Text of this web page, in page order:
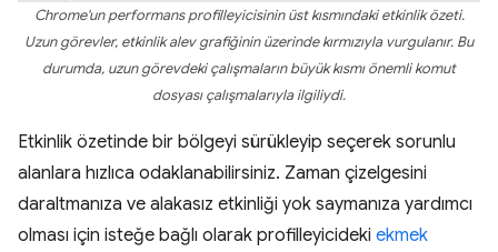
Chrome'un performans profilleyicisinin üst kısmındaki etkinlik özeti.
Uzun görevler, etkinlik alev grafiğinin üzerinde kırmızıyla vurgulanır. Bu
durumda, uzun görevdeki çalışmaların büyük kısmı önemli komut
dosyası çalışmalarıyla ilgiliydi.
Etkinlik özetinde bir bölgeyi sürükleyip seçerek sorunlu
alanlara hızlıca odaklanabilirsiniz. Zaman çizelgesini
daraltmanıza ve alakasız etkinliği yok saymanıza yardımcı
olması için isteğe bağlı olarak profilleyicideki ekmek